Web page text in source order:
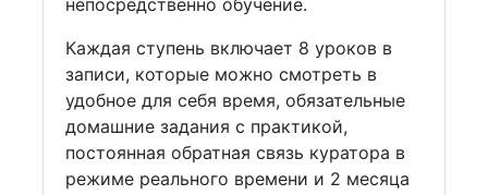
Каждая ступень включает 8 уроков в
записи, которые можно смотреть в
удобное для себя время, обязательные
домашние задания с практикой,
постоянная обратная связь куратора в
режиме реального времени и 2 месяца